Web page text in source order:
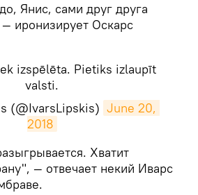
Янис, сами друг друга
иронизирует Оскарс
izspēlēta. Pietiks izlaupīt
valsti.
(@IvarsLipskis) June 20,
2018
Хватит
— отвечает некий Иварс